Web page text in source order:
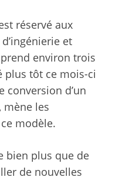
réservé aux
et
environ trois
plus tôt ce mois-ci
conversion d’un
mène les
modèle.
bien plus que de
de nouvelles